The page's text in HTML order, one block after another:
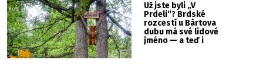
Už jste byli „V
Prdeli“? Brdské
rozcestí u Bártova
dubu má své lidové
jméno — a teď i